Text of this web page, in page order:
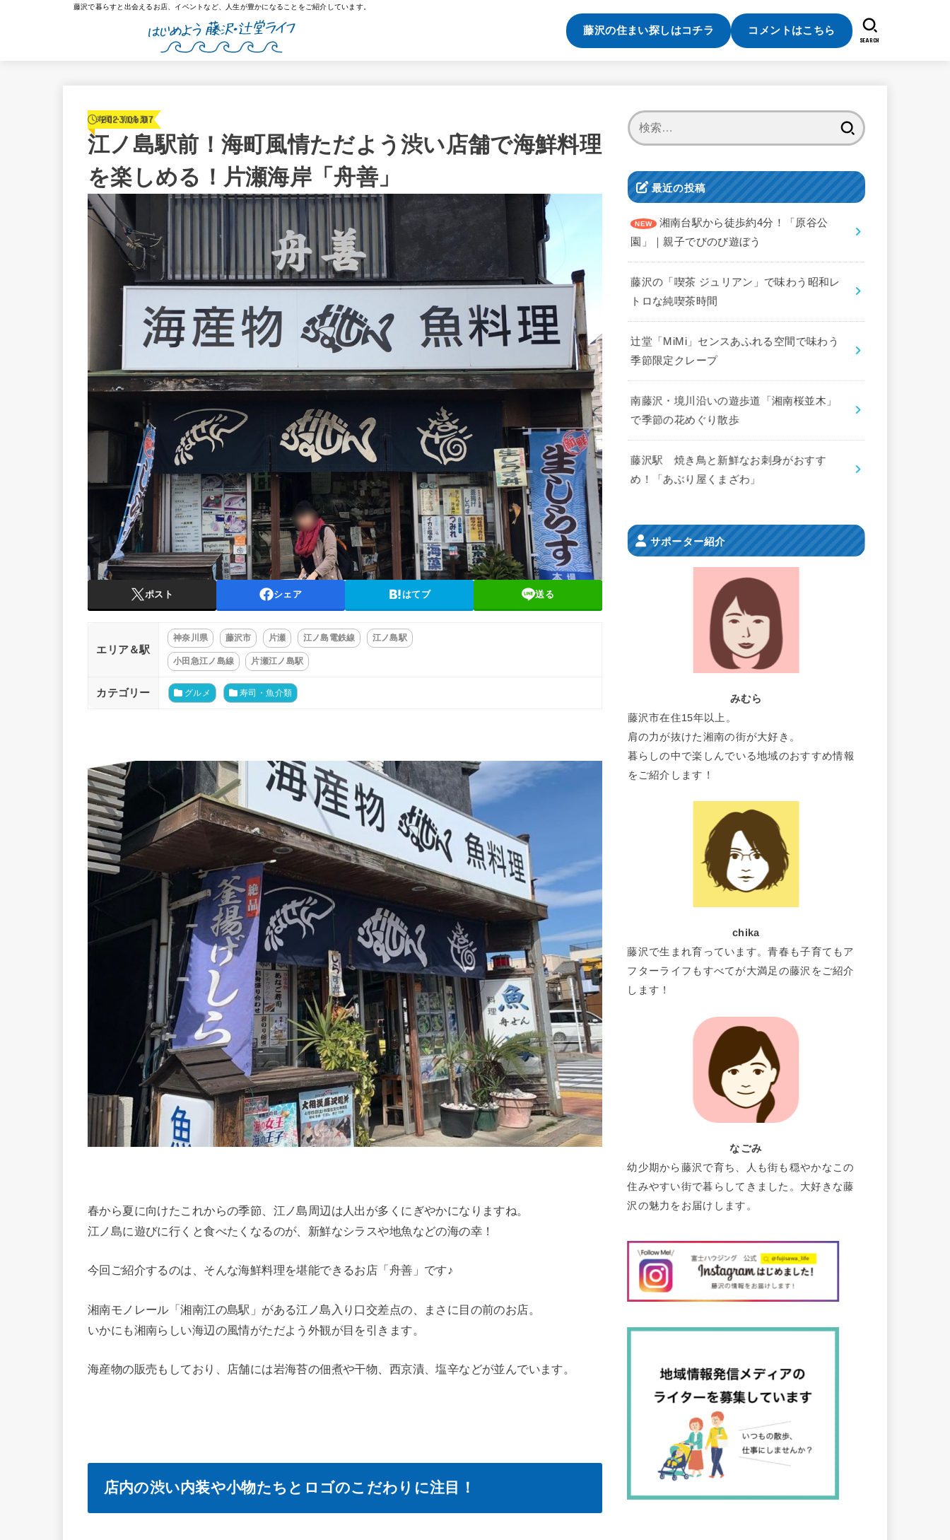
藤沢で暮らすと出会えるお店、イベントなど、人生が豊かになることをご紹介しています。
藤沢の住まい探しはコチラ コメントはこちら
SEARCH
寿司・魚介類
2023.06.07
江ノ島駅前！海町風情ただよう渋い店舗で海鮮料理
を楽しめる！片瀬海岸「舟善」
ポスト シェア はてブ 送る
エリア＆駅
神奈川県 藤沢市 片瀬 江ノ島電鉄線 江ノ島駅
小田急江ノ島線 片瀬江ノ島駅
カテゴリー グルメ 寿司・魚介類
春から夏に向けたこれからの季節、江ノ島周辺は人出が多くにぎやかになりますね。
江ノ島に遊びに行くと食べたくなるのが、新鮮なシラスや地魚などの海の幸！
今回ご紹介するのは、そんな海鮮料理を堪能できるお店「舟善」です♪
湘南モノレール「湘南江の島駅」がある江ノ島入り口交差点の、まさに目の前のお店。
いかにも湘南らしい海辺の風情がただよう外観が目を引きます。
海産物の販売もしており、店舗には岩海苔の佃煮や干物、西京漬、塩辛などが並んでいます。
店内の渋い内装や小物たちとロゴのこだわりに注目！
最近の投稿
湘南台駅から徒歩約4分！「原谷公
園」｜親子でびのび遊ぼう
藤沢の「喫茶 ジュリアン」で味わう昭和レ
トロな純喫茶時間
辻堂「MiMi」センスあふれる空間で味わう
季節限定クレープ
南藤沢・境川沿いの遊歩道「湘南桜並木」
で季節の花めぐり散歩
藤沢駅 焼き鳥と新鮮なお刺身がおすす
め！「あぶり屋くまざわ」
サポーター紹介
みむら
藤沢市在住15年以上。
肩の力が抜けた湘南の街が大好き。
暮らしの中で楽しんでいる地域のおすすめ情報
をご紹介します！
chika
藤沢で生まれ育っています。青春も子育てもア
フターライフもすべてが大満足の藤沢をご紹介
します！
なごみ
幼少期から藤沢で育ち、人も街も穏やかなこの
住みやすい街で暮らしてきました。大好きな藤
沢の魅力をお届けします。